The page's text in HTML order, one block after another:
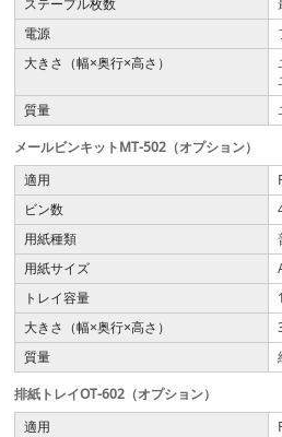
電源
大きさ（幅×奥行×高さ）
質量
メールビンキットMT-502（オプション）
適用
ビン数
用紙種類
用紙サイズ
トレイ容量
大きさ（幅×奥行×高さ）
質量
排紙トレイOT-602（オプション）
適用